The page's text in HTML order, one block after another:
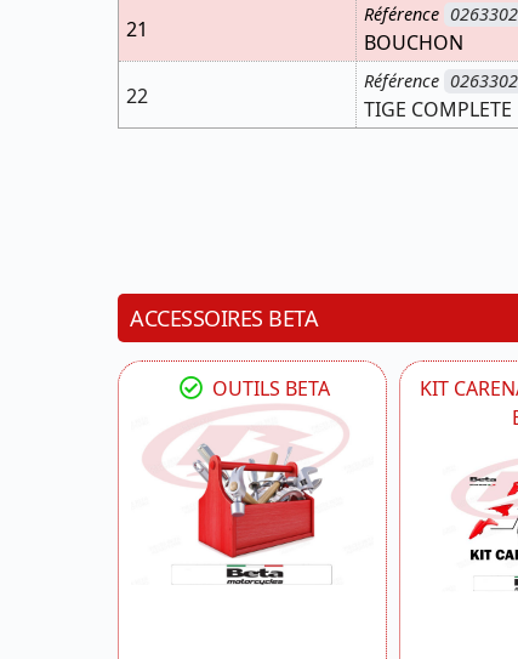
21
Référence
BOUCHON
22
Référence
TIGE COMPLETE
ACCESSOIRES BETA
OUTILS BETA
KIT